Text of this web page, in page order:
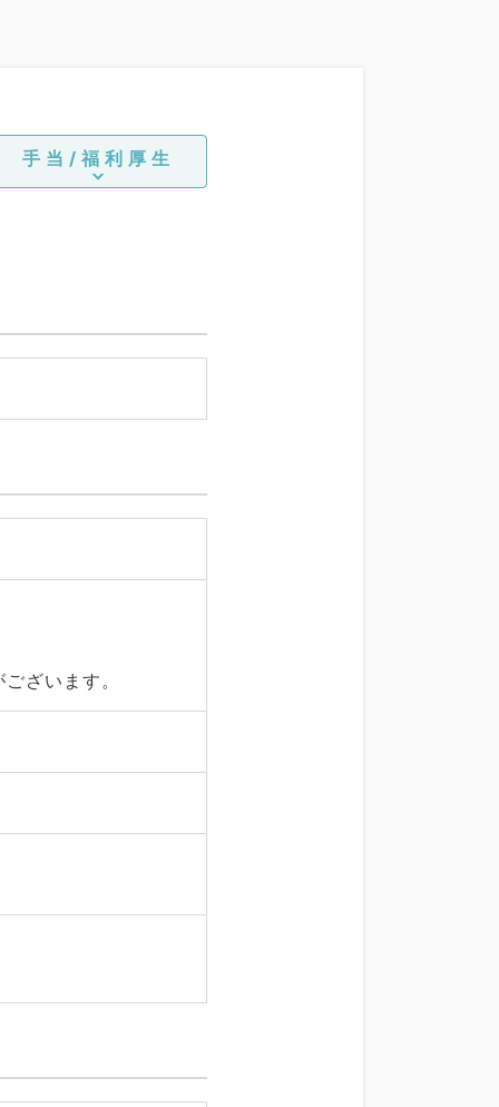
手当/福利厚生
ざいます。